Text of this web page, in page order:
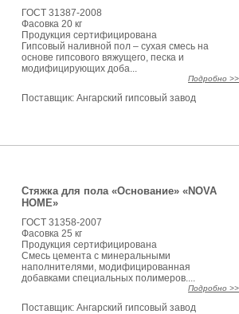
ГОСТ 31387-2008
Фасовка 20 кг
Продукция сертифицирована
Гипсовый наливной пол – сухая смесь на
основе гипсового вяжущего, песка и
модифицирующих доба...
Подробно >>
Поставщик: Ангарский гипсовый завод
Стяжка для пола «Основание» «NOVA
HOME»
ГОСТ 31358-2007
Фасовка 25 кг
Продукция сертифицирована
Смесь цемента с минеральными
наполнителями, модифицированная
добавками специальных полимеров....
Подробно >>
Поставщик: Ангарский гипсовый завод